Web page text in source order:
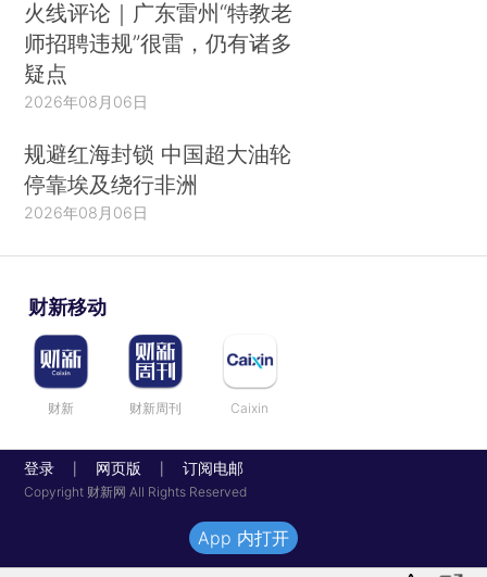
火线评论｜广东雷州“特教老
师招聘违规”很雷，仍有诸多
疑点
2026年08月06日
规避红海封锁 中国超大油轮
停靠埃及绕行非洲
2026年08月06日
财新移动
财新 财新周刊 Caixin
登录 网页版 订阅电邮
Copyright 财新网 All Rights Reserved
App 内打开